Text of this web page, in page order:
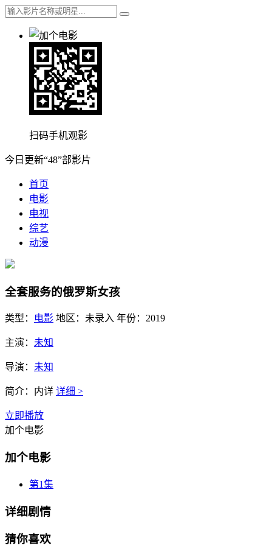
扫码手机观影
今日更新“48”部影片
首页
电影
电视
综艺
动漫
全套服务的俄罗斯女孩
类型： 电影 地区： 未录入 年份： 2019
主演： 未知
导演： 未知
简介： 内详 详细 >
立即播放
加个电影
加个电影
第1集
详细剧情
猜你喜欢